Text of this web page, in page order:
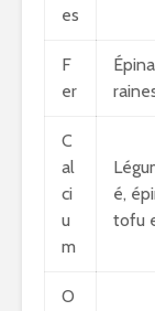
es
F
er
C
al
ci
u
m
é,
tofu
O